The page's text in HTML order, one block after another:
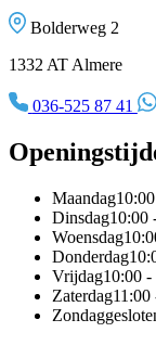
Bolderweg 2
1332 AT Almere
036-525 87 41
Maandag
Dinsdag10:00
Woensdag
Donderdag
Vrijdag10:00 -
Zaterdag11:00
Zondag